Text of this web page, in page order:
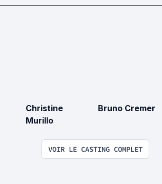
Christine
Murillo
Bruno Cremer
VOIR LE CASTING COMPLET